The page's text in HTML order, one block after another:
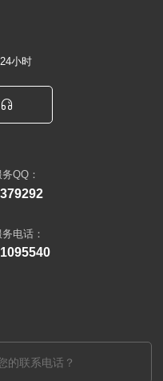
小时

QQ：
电话：